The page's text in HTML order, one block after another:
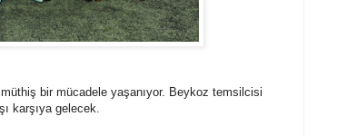
bir mücadele yaşanıyor. Beykoz temsilcisi
karşıya gelecek.